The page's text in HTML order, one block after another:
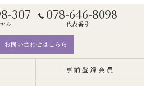
307
ル
078-646-8098
代表番号
お問い合わせはこちら
事前登録会員